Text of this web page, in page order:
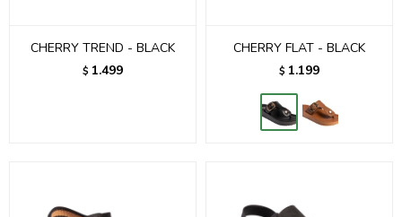
CHERRY TREND - BLACK
$ 1.499
CHERRY FLAT - BLACK
$ 1.199